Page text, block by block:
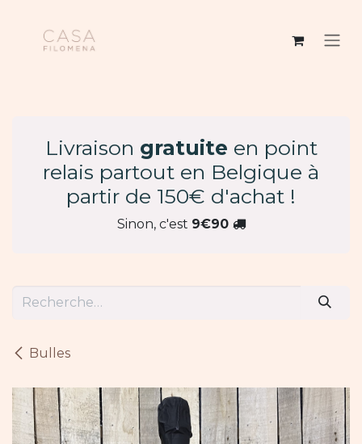
Livraison gratuite en point
relais partout en Belgique à
partir de 150€ d'achat !
Sinon, c'est 9€90
Bulles